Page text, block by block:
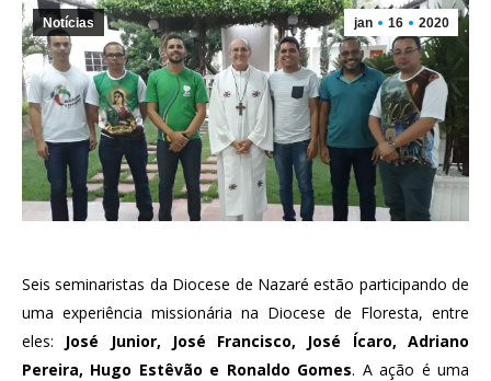
jan 16 2020
Notícias
Seis seminaristas da Diocese de Nazaré estão participando de
uma experiência missionária na Diocese de Floresta, entre
eles: José Junior, José Francisco, José Ícaro, Adriano
Pereira, Hugo Estêvão e Ronaldo Gomes. A ação é uma